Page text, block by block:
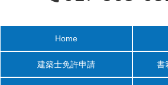
Home
建築士免許申請 書